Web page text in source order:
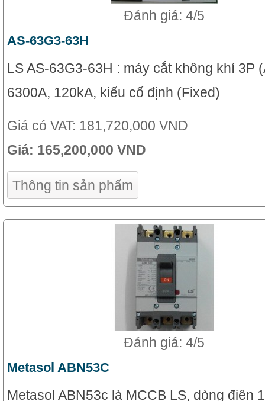
Đánh giá: 4/5
AS-63G3-63H
LS AS-63G3-63H : máy cắt không khí 3P
6300A, 120kA, kiểu cố định (Fixed)
Giá có VAT: 181,720,000 VND
Giá: 165,200,000 VND
Thông tin sản phẩm
Đánh giá: 4/5
Metasol ABN53C
Metasol ABN53c là MCCB LS, dòng điện